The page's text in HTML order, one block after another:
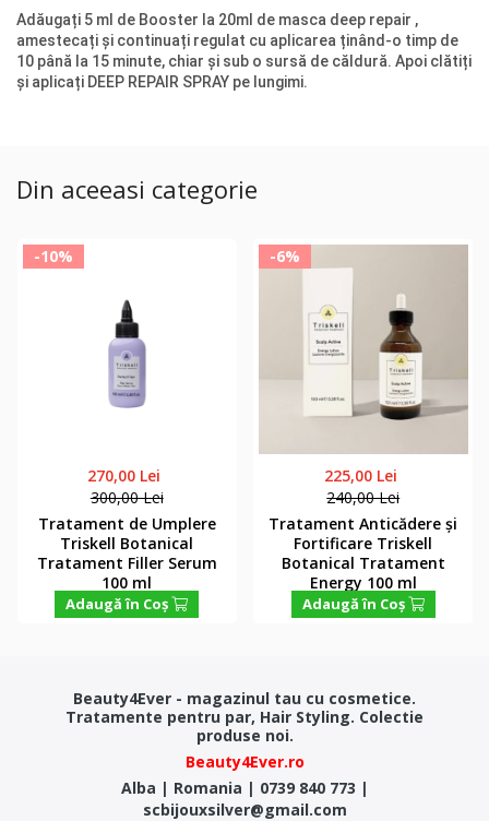
Adăugați 5 ml de Booster la 20ml de masca deep repair ,
amestecați și continuați regulat cu aplicarea ținând-o timp de
10 până la 15 minute, chiar și sub o sursă de căldură. Apoi clătiți
și aplicați DEEP REPAIR SPRAY pe lungimi.
Din aceeasi categorie
-10%
270,00 Lei
300,00 Lei
Tratament de Umplere
Triskell Botanical
Tratament Filler Serum
100 ml
Adaugă în Coş
-6%
225,00 Lei
240,00 Lei
Tratament Anticădere și
Fortificare Triskell
Botanical Tratament
Energy 100 ml
Adaugă în Coş
Beauty4Ever - magazinul tau cu cosmetice.
Tratamente pentru par, Hair Styling. Colectie
produse noi.
Beauty4Ever.ro
Alba | Romania | 0739 840 773 |
scbijouxsilver@gmail.com